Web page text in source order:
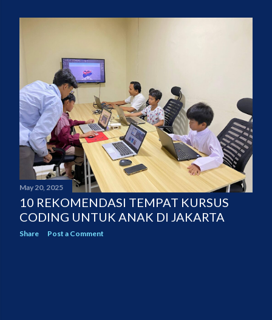
s
May 20, 2025
10 REKOMENDASI TEMPAT KURSUS
CODING UNTUK ANAK DI JAKARTA
Share Post a Comment